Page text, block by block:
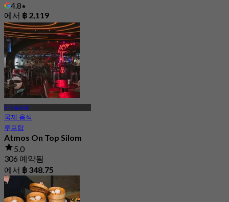
4.8
에서 ฿ 2,119
BTS 살라댕
국제 음식
루프탑
Atmos On Top Silom
5.0
306 예약됨
에서 ฿ 348.75